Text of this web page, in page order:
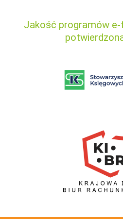
Jakość programów